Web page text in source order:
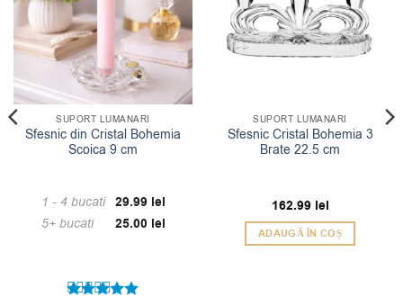
SUPORT LUMANARI
Sfesnic din Cristal Bohemia
Scoica 9 cm
1 - 4 bucati 29.99 lei
5+ bucati 25.00 lei
SUPORT LUMANARI
Sfesnic Cristal Bohemia 3
Brate 22.5 cm
162.99 lei
ADAUGĂ ÎN COȘ